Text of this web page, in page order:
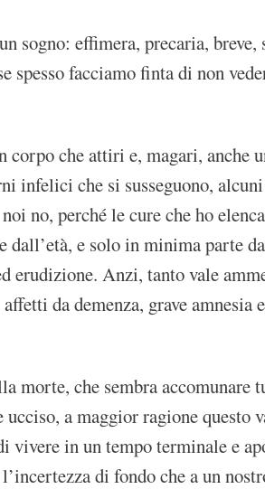
sogno: effimera, precaria,
spesso facciamo finta di non
che attiri e, magari, anche
che si susseguono,
no, perché le cure che ho
e solo in minima parte
erudizione. Anzi, tanto vale
da demenza, grave amnesia
morte, che sembra accomunare
a maggior ragione questo
vivere in un tempo terminale e
di fondo che a un